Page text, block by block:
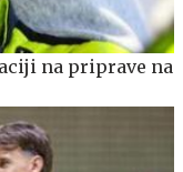
na priprave na